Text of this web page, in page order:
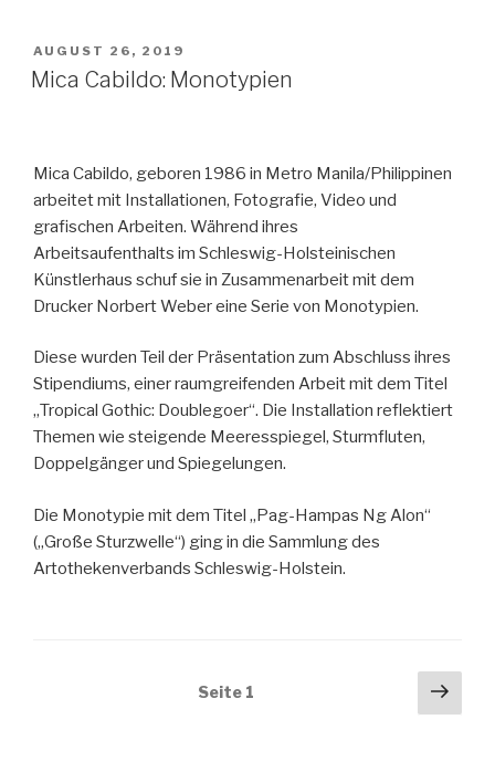
VERÖFFENTLICHT
AM
AUGUST 26, 2019
Mica Cabildo: Monotypien
Mica Cabildo, geboren 1986 in Metro Manila/Philippinen
arbeitet mit Installationen, Fotografie, Video und
grafischen Arbeiten. Während ihres
Arbeitsaufenthalts im Schleswig-Holsteinischen
Künstlerhaus schuf sie in Zusammenarbeit mit dem
Drucker Norbert Weber eine Serie von Monotypien.
Diese wurden Teil der Präsentation zum Abschluss ihres
Stipendiums, einer raumgreifenden Arbeit mit dem Titel
„Tropical Gothic: Doublegoer“. Die Installation reflektiert
Themen wie steigende Meeresspiegel, Sturmfluten,
Doppelgänger und Spiegelungen.
Die Monotypie mit dem Titel „Pag-Hampas Ng Alon“
(„Große Sturzwelle“) ging in die Sammlung des
Artothekenverbands Schleswig-Holstein.
Beitragsnavigation
Seite 1